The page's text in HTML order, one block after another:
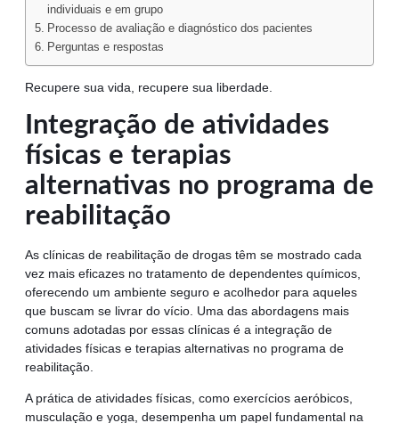
individuais e em grupo
Processo de avaliação e diagnóstico dos pacientes
Perguntas e respostas
Recupere sua vida, recupere sua liberdade.
Integração de atividades
físicas e terapias
alternativas no programa de
reabilitação
As clínicas de reabilitação de drogas têm se mostrado cada
vez mais eficazes no tratamento de dependentes químicos,
oferecendo um ambiente seguro e acolhedor para aqueles
que buscam se livrar do vício. Uma das abordagens mais
comuns adotadas por essas clínicas é a integração de
atividades físicas e terapias alternativas no programa de
reabilitação.
A prática de atividades físicas, como exercícios aeróbicos,
musculação e yoga, desempenha um papel fundamental na